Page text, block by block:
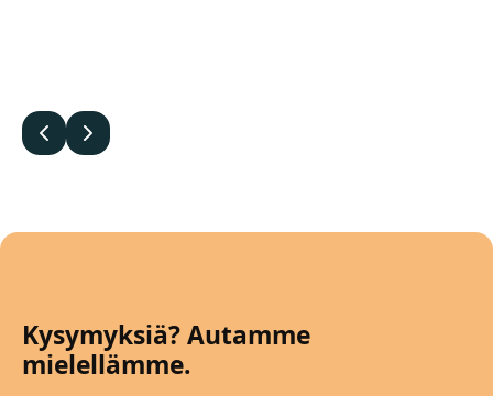
EdellinenSeuraava
Kysymyksiä? Autamme
mielellämme.